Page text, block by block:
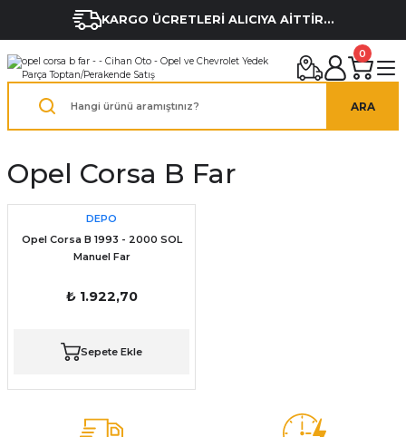
KARGO ÜCRETLERİ ALICIYA AİTTİR...
ARA
0
Opel Corsa B Far
DEPO
Opel Corsa B 1993 - 2000 SOL
Manuel Far
₺ 1.922,70
Sepete Ekle